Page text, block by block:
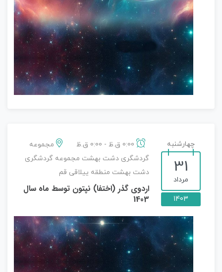
چهارشنبه
31
مرداد
1403
مجموعه
گردشگری دشت بهشت مجموعه گردشگری
دشت بهشت منطقه ییلاقی قم
اردوی گذر (اختفا) نپتون توسط ماه سال
1403